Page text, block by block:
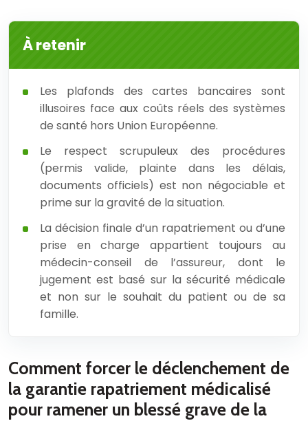
À retenir
Les plafonds des cartes bancaires sont
illusoires face aux coûts réels des systèmes
de santé hors Union Européenne.
Le respect scrupuleux des procédures
(permis valide, plainte dans les délais,
documents officiels) est non négociable et
prime sur la gravité de la situation.
La décision finale d’un rapatriement ou d’une
prise en charge appartient toujours au
médecin-conseil de l’assureur, dont le
jugement est basé sur la sécurité médicale
et non sur le souhait du patient ou de sa
famille.
Comment forcer le déclenchement de
la garantie rapatriement médicalisé
pour ramener un blessé grave de la